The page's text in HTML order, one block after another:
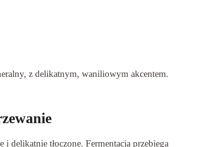
z delikatnym, waniliowym akcentem.
i delikatnie tłoczone. Fermentacja przebiega